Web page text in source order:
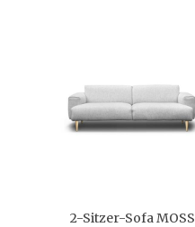
2-Sitzer-Sofa MOSS